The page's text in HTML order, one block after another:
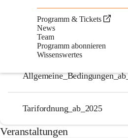
Programm & Tickets
News
Team
Programm abonnieren
Wissenswertes
Downloads
Einmietungen
Tarifordnung_ab_2025
Veranstaltungen